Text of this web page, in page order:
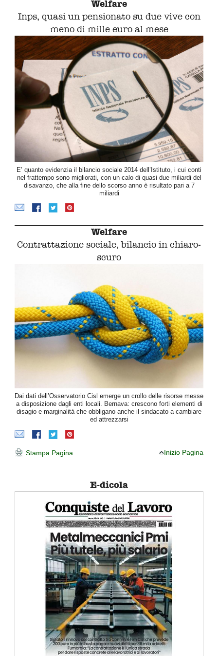
Welfare
Inps, quasi un pensionato su due vive con
meno di mille euro al mese
E’ quanto evidenzia il bilancio sociale 2014 dell’Istituto, i cui conti
nel frattempo sono migliorati, con un calo di quasi due miliardi del
disavanzo, che alla fine dello scorso anno è risultato pari a 7
miliardi
Welfare
Contrattazione sociale, bilancio in chiaro-
scuro
Dai dati dell’Osservatorio Cisl emerge un crollo delle risorse messe
a disposizione dagli enti locali. Bernava: crescono forti elementi di
disagio e marginalità che obbligano anche il sindacato a cambiare
ed attrezzarsi
Stampa Pagina Inizio Pagina
E-dicola